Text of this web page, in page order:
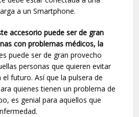
a un Smartphone.
accesorio puede ser de gran
con problemas médicos, la
puede ser de gran provecho
personas que quieren evitar
futuro. Así que la pulsera de
quienes tienen un problema de
es genial para aquellos que